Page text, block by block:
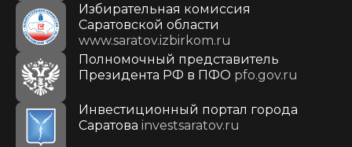
Избирательная комиссия
Саратовской области
www.saratov.izbirkom.ru
Полномочный представитель
Президента РФ в ПФО pfo.gov.ru
Инвестиционный портал города
Саратова investsaratov.ru